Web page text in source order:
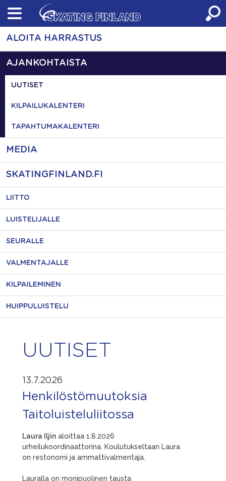
Skip
content
ALOITA HARRASTUS
AJANKOHTAISTA
UUTISET
KILPAILUKALENTERI
TAPAHTUMAKALENTERI
MEDIA
SKATINGFINLAND.FI
LIITTO
LUISTELIJALLE
SEURALLE
VALMENTAJALLE
KILPAILEMINEN
HUIPPULUISTELU
UUTISET
13.7.2026
Henkilöstömuutoksia
Taitoluisteluliitossa
Laura Iljin aloittaa 1.8.2026
urheilukoordinaattorina. Koulutukseltaan Laura
on restonomi ja ammattivalmentaja.
Lauralla on monipuolinen tausta